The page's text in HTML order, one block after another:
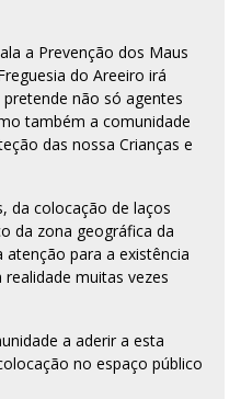
a Prevenção dos Maus
do Areeiro irá
não só agentes
também a comunidade
das nossa Crianças e
da colocação de laços
da zona geográfica da
para a existência
muitas vezes
a aderir a esta
no espaço público